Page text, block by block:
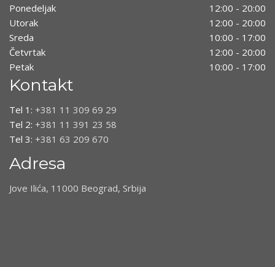
Ponedeljak
12:00 - 20:00
Utorak
12:00 - 20:00
Sreda
10:00 - 17:00
Četvrtak
12:00 - 20:00
Petak
10:00 - 17:00
Kontakt
Tel 1: +381 11 309 69 29
Tel 2: +381 11 391 23 58
Tel 3: +381 63 209 670
Adresa
Jove Ilića, 11000 Beograd, Srbija